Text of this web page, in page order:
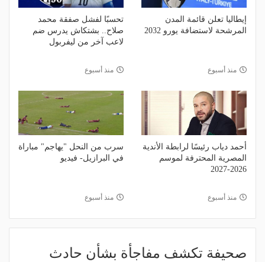
إيطاليا تعلن قائمة المدن
المرشحة لاستضافة يورو 2032
منذ أسبوع
تحسبًا لفشل صفقة محمد
صلاح.. بشتكاش يدرس ضم
لاعب آخر من ليفربول
منذ أسبوع
أحمد دياب رئيسًا لرابطة الأندية
المصرية المحترفة لموسم
2026-2027
منذ أسبوع
سرب من النحل "يهاجم" مباراة
في البرازيل- فيديو
منذ أسبوع
صحيفة تكشف مفاجأة بشأن حادث